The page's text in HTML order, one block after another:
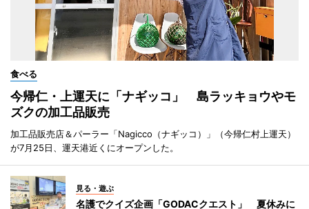
食べる
今帰仁・上運天に「ナギッコ」 島ラッキョウやモ
ズクの加工品販売
加工品販売店＆パーラー「Nagicco（ナギッコ）」（今帰仁村上運天）
が7月25日、運天港近くにオープンした。
見る・遊ぶ
名護でクイズ企画「GODACクエスト」 夏休みに